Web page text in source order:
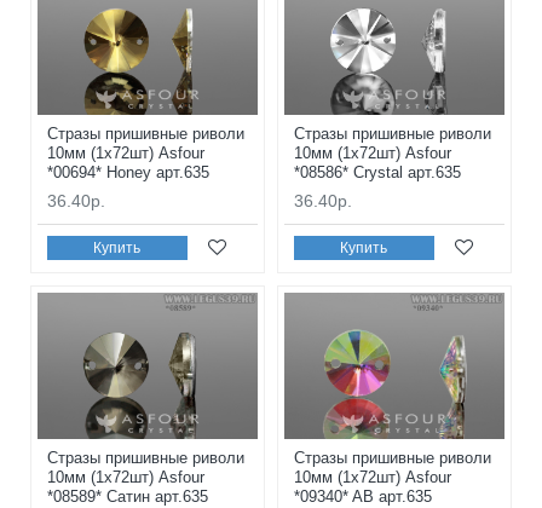
Стразы пришивные риволи
10мм (1x72шт) Asfour
*00694* Honey арт.635
36.40р.
Купить
Стразы пришивные риволи
10мм (1x72шт) Asfour
*08586* Crystal арт.635
36.40р.
Купить
Стразы пришивные риволи
10мм (1x72шт) Asfour
*08589* Сатин арт.635
Стразы пришивные риволи
10мм (1x72шт) Asfour
*09340* AB арт.635